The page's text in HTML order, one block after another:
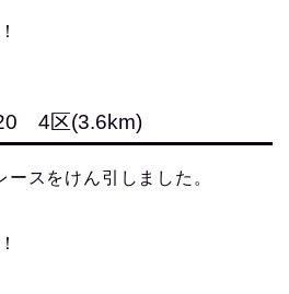
4区(3.6km)
スをけん引しました。